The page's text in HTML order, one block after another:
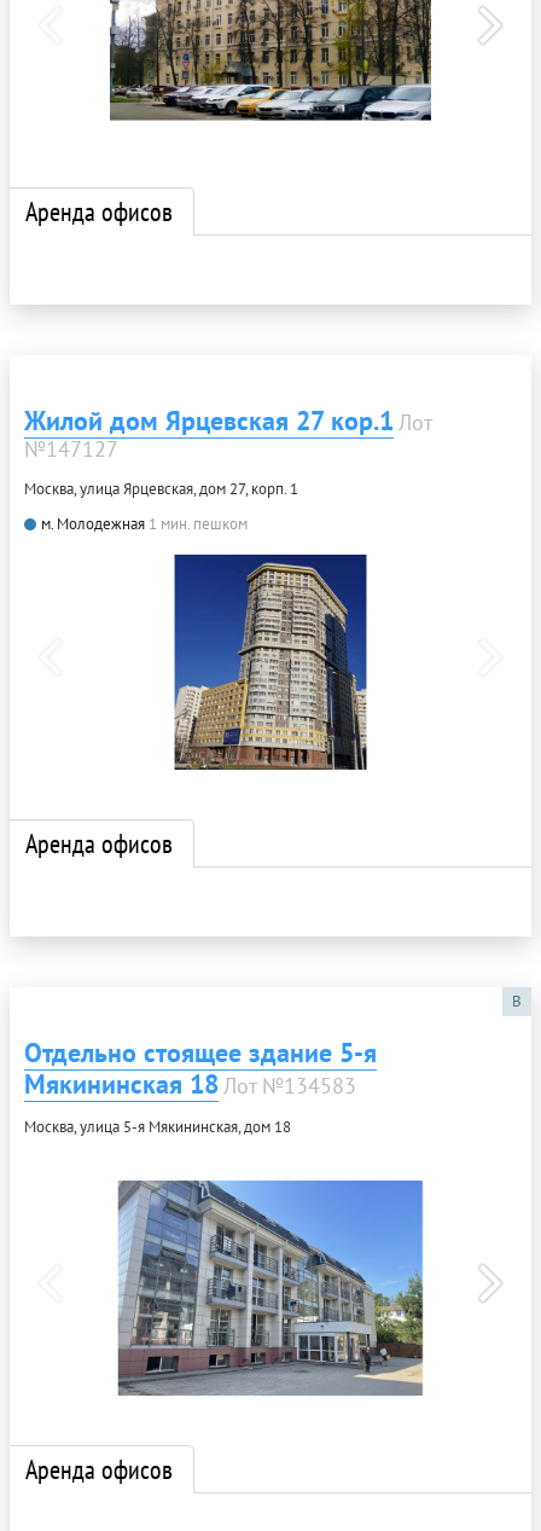
Аренда офисов
Жилой дом Ярцевская 27 кор.1 Лот
№147127
Москва, улица Ярцевская, дом 27, корп. 1
м. Молодежная 1 мин. пешком
Аренда офисов
B
Отдельно стоящее здание 5-я
Мякининская 18Лот №134583
Москва, улица 5-я Мякининская, дом 18
Аренда офисов